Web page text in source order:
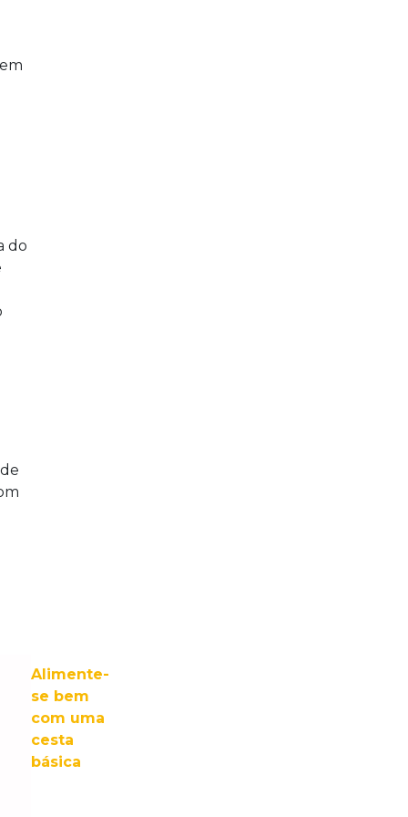
do
Alimente-
se bem
com uma
cesta
básica